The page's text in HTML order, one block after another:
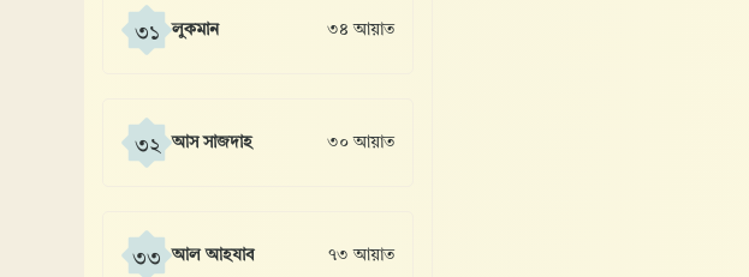
৩১ লুকমান ৩৪ আয়াত
৩২ আস সাজদাহ ৩০ আয়াত
৩৩ আল আহযাব ৭৩ আয়াত